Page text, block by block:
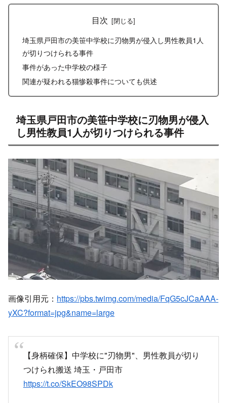
目次
埼玉県戸田市の美笹中学校に刃物男が侵入し男性教員1人
が切りつけられる事件
事件があった中学校の様子
関連が疑われる猫惨殺事件についても供述
埼玉県戸田市の美笹中学校に刃物男が侵入
し男性教員1人が切りつけられる事件
画像引用元： https://pbs.twimg.com/media/FqG5cJCaAAA-
yXC?format=jpg&name=large
【身柄確保】中学校に"刃物男"、男性教員が切り
つけられ搬送 埼玉・戸田市
https://t.co/SkEO98SPDk